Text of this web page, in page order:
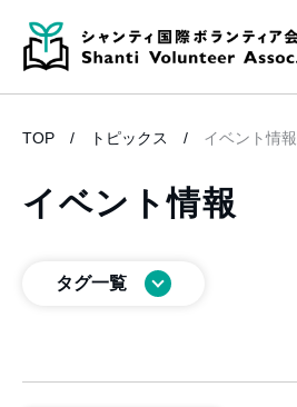
TOP トピックス イベント情報
イベント情報
タグ一覧